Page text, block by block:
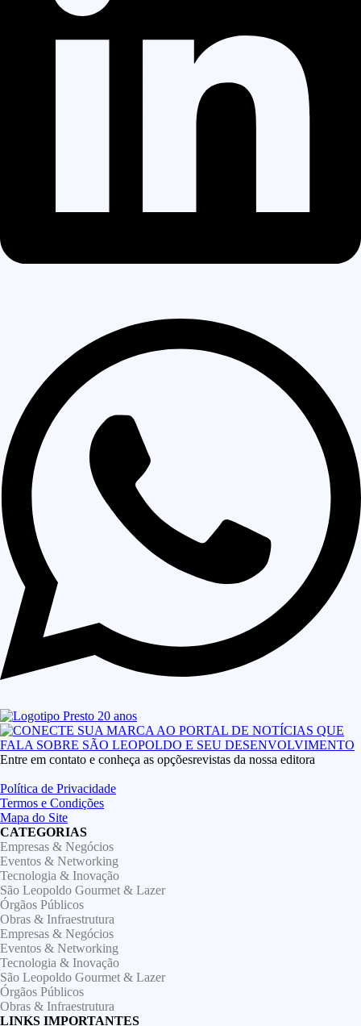
Entre em contato e conheça as opçõesrevistas da nossa editora
Política de Privacidade
Termos e Condições
Mapa do Site
CATEGORIAS
Empresas & Negócios
Eventos & Networking
Tecnologia & Inovação
São Leopoldo Gourmet & Lazer
Órgãos Públicos
Obras & Infraestrutura
Empresas & Negócios
Eventos & Networking
Tecnologia & Inovação
São Leopoldo Gourmet & Lazer
Órgãos Públicos
Obras & Infraestrutura
LINKS IMPORTANTES